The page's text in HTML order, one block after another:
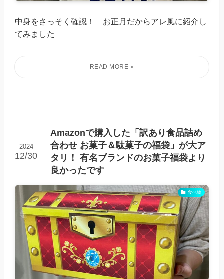
中身をさっそく確認！ お正月だからアレ風に紹介し
てみました
Amazonで購入した「訳あり食品詰め
合わせ お菓子＆駄菓子の福袋」が大ア
タリ！ 有名ブランドのお菓子福袋より
良かったです
2024
12/30
食べ物